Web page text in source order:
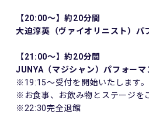
【20:00～】約20分間
大迫淳英（ヴァイオリニスト）パ
【21:00～】約20分間
JUNYA（マジシャン）パフォーマ
※19:15～受付を開始いたします。
※お食事、お飲み物とステージを
※22:30完全退館